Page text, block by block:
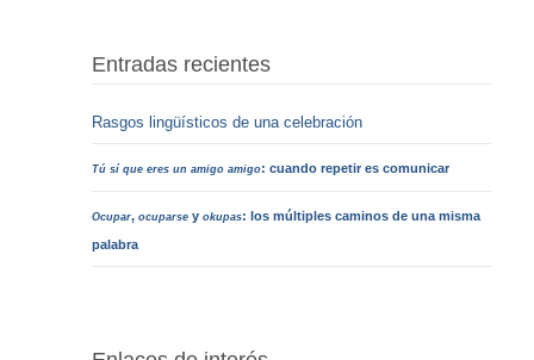
Entradas recientes
Rasgos lingüísticos de una celebración
Tú sí que eres un amigo amigo: cuando repetir es comunicar
Ocupar,ocuparse yokupas: los múltiples caminos de una misma
palabra